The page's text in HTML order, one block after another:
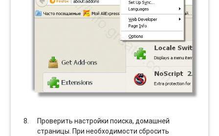
Проверить настройки поиска, домашней
страницы. При необходимости сбросить